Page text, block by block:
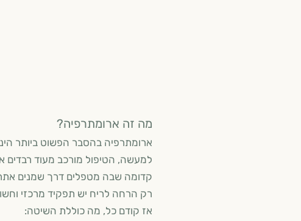
מה זה ארומתרפיה?
ארומתרפיה בהסבר הפשוט ביותר
למעשה, הטיפול מורכב
קדומה שבה מטפלים דרך שמנים
רק הרחה לריח יש תפקיד מרכזי
אז קודם כל, מה כוללת השיטה: